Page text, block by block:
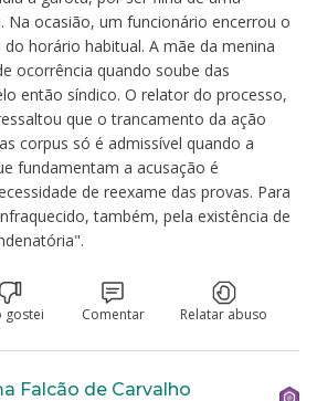
Na ocasião, um funcionário encerrou o
horário habitual. A mãe da menina
ocorrência quando soube das
então síndico. O relator do processo,
que o trancamento da ação
corpus só é admissível quando a
fundamentam a acusação é
de reexame das provas. Para
também, pela existência de
gostei Comentar Relatar abuso
Falcão de Carvalho